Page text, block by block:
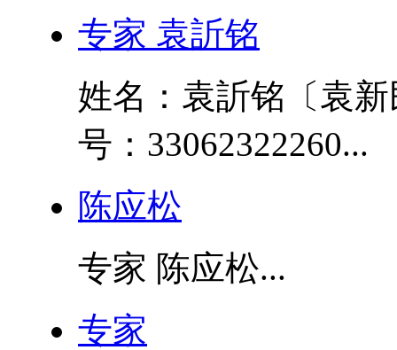
专家 袁訢铭
姓名：袁訢铭〔袁
号：33062322260...
陈应松
专家 陈应松...
专家